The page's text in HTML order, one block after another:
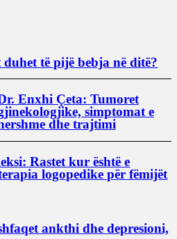
duhet të pijë bebja në ditë?
Enxhi Çeta: Tumoret
simptomat e
dhe trajtimi
Rastet kur është e
logopedike për fëmijët
ankthi dhe depresioni,